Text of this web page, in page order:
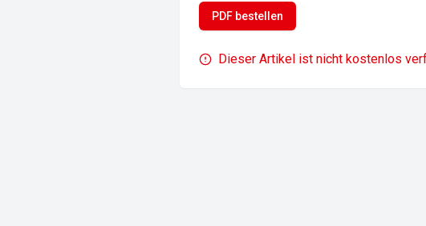
PDF bestellen
Dieser Artikel ist nicht kostenlos